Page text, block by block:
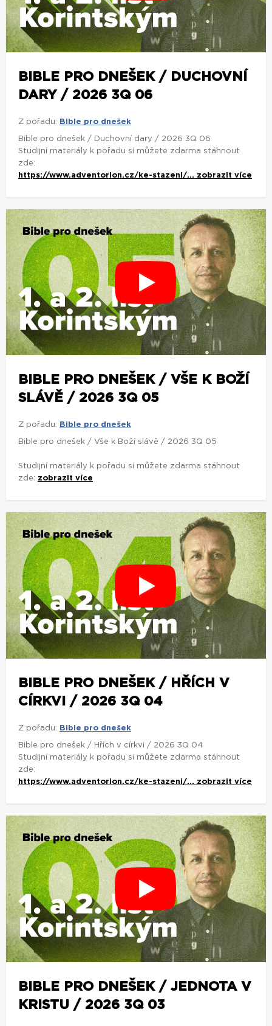
BIBLE PRO DNEŠEK / DUCHOVNÍ
DARY / 2026 3Q 06
Z pořadu: Bible pro dnešek
Bible pro dnešek / Duchovní dary / 2026 3Q 06
Studijní materiály k pořadu si můžete zdarma stáhnout
zde:
https://www.adventorion.cz/ke-stazeni/... zobrazit více
BIBLE PRO DNEŠEK / VŠE K BOŽÍ
SLÁVĚ / 2026 3Q 05
Z pořadu: Bible pro dnešek
Bible pro dnešek / Vše k Boží slávě / 2026 3Q 05
Studijní materiály k pořadu si můžete zdarma stáhnout
zde: zobrazit více
BIBLE PRO DNEŠEK / HŘÍCH V
CÍRKVI / 2026 3Q 04
Z pořadu: Bible pro dnešek
Bible pro dnešek / Hřích v církvi / 2026 3Q 04
Studijní materiály k pořadu si můžete zdarma stáhnout
zde:
https://www.adventorion.cz/ke-stazeni/... zobrazit více
BIBLE PRO DNEŠEK / JEDNOTA V
KRISTU / 2026 3Q 03